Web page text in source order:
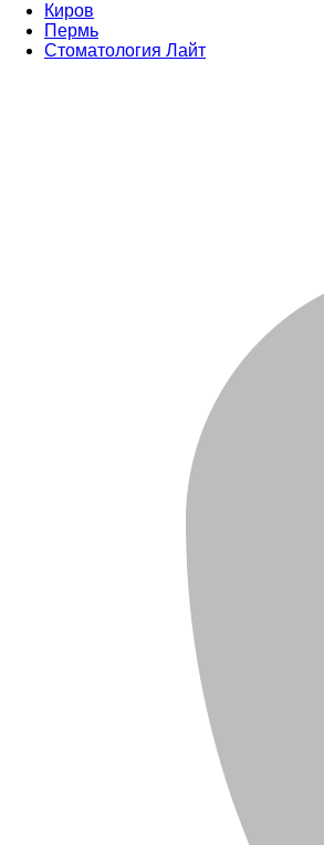
Киров
Пермь
Стоматология Лайт